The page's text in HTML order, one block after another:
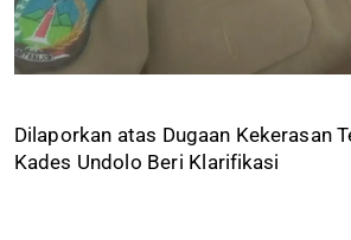
Dilaporkan atas Dugaan Kekerasan
Kades Undolo Beri Klarifikasi